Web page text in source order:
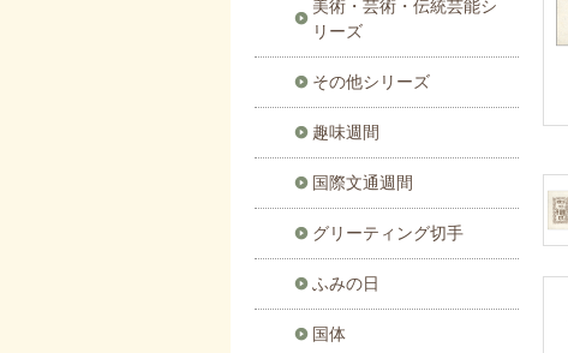
美術・芸術・伝統芸能シ
リーズ
その他シリーズ
趣味週間
国際文通週間
グリーティング切手
ふみの日
国体